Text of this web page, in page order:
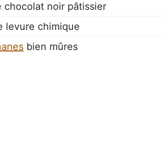
chocolat noir pâtissier
levure chimique
bien mûres